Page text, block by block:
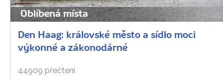
Oblíbená místa
Den Haag: královské město a sídlo moci
výkonné a zákonodárné
44909 přečtení